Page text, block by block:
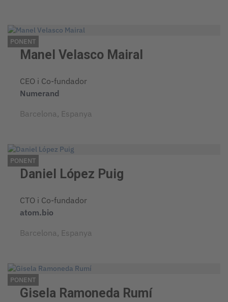
PONENT
Manel Velasco Mairal
CEO i Co-fundador
Numerand
Barcelona, Espanya
PONENT
Daniel López Puig
CTO i Co-fundador
atom.bio
Barcelona, Espanya
PONENT
Gisela Ramoneda Rumí